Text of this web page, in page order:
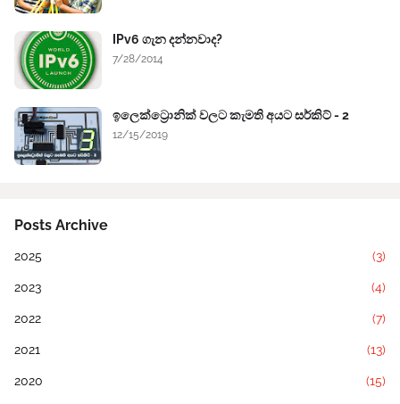
IPv6 ගැන දන්නවාද?
7/28/2014
ඉලෙක්ට්‍රොනික් වලට කැමති අයට සර්කිට් - 2
12/15/2019
Posts Archive
2025 (3)
2023 (4)
2022 (7)
2021 (13)
2020 (15)